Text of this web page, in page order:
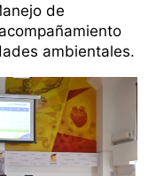
de
ambientales.